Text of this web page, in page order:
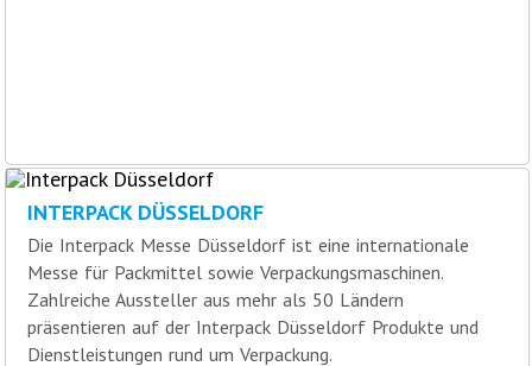
INTERPACK DÜSSELDORF
Die Interpack Messe Düsseldorf ist eine internationale
Messe für Packmittel sowie Verpackungsmaschinen.
Zahlreiche Aussteller aus mehr als 50 Ländern
präsentieren auf der Interpack Düsseldorf Produkte und
Dienstleistungen rund um Verpackung.